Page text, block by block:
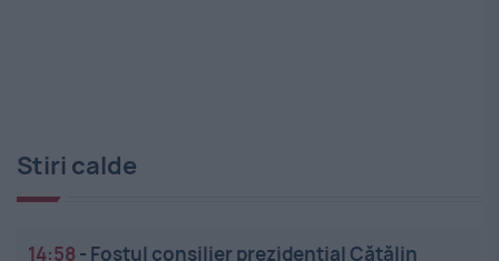
Stiri calde
14:58 - Fostul consilier prezidențial Cătălin